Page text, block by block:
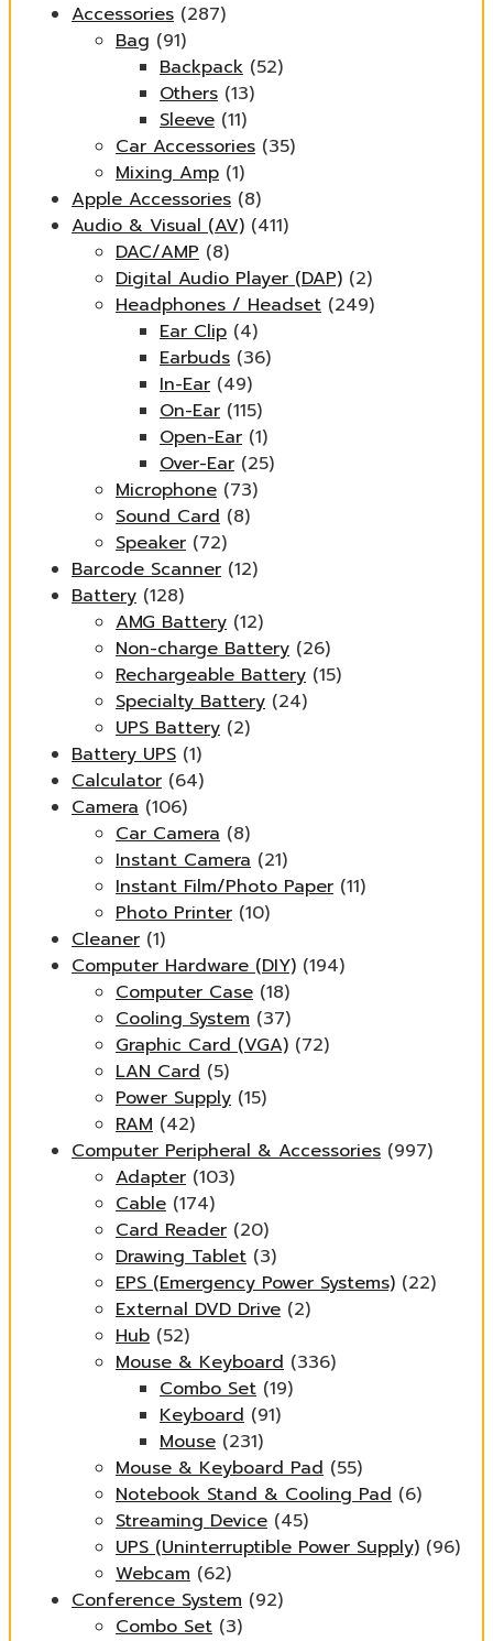
Accessories (287)
Bag (91)
Backpack (52)
Others (13)
Sleeve (11)
Car Accessories (35)
Mixing Amp (1)
Apple Accessories (8)
Audio & Visual (AV) (411)
DAC/AMP (8)
Digital Audio Player (DAP) (2)
Headphones / Headset (249)
Ear Clip (4)
Earbuds (36)
In-Ear (49)
On-Ear (115)
Open-Ear (1)
Over-Ear (25)
Microphone (73)
Sound Card (8)
Speaker (72)
Barcode Scanner (12)
Battery (128)
AMG Battery (12)
Non-charge Battery (26)
Rechargeable Battery (15)
Specialty Battery (24)
UPS Battery (2)
Battery UPS (1)
Calculator (64)
Camera (106)
Car Camera (8)
Instant Camera (21)
Instant Film/Photo Paper (11)
Photo Printer (10)
Cleaner (1)
Computer Hardware (DIY) (194)
Computer Case (18)
Cooling System (37)
Graphic Card (VGA) (72)
LAN Card (5)
Power Supply (15)
RAM (42)
Computer Peripheral & Accessories (997)
Adapter (103)
Cable (174)
Card Reader (20)
Drawing Tablet (3)
EPS (Emergency Power Systems) (22)
External DVD Drive (2)
Hub (52)
Mouse & Keyboard (336)
Combo Set (19)
Keyboard (91)
Mouse (231)
Mouse & Keyboard Pad (55)
Notebook Stand & Cooling Pad (6)
Streaming Device (45)
UPS (Uninterruptible Power Supply) (96)
Webcam (62)
Conference System (92)
Combo Set (3)